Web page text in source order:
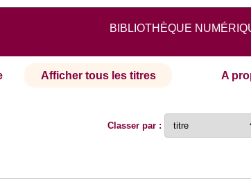
BIBLIOTHÈQUE
Afficher tous les titres A
Classer par :